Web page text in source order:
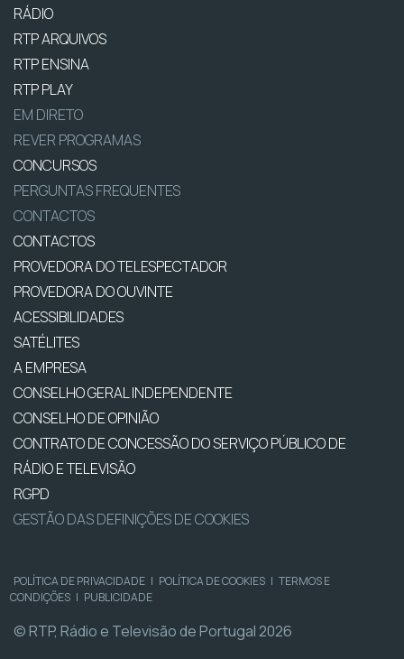
RÁDIO
RTP ARQUIVOS
RTP ENSINA
RTP PLAY
EM DIRETO
REVER PROGRAMAS
CONCURSOS
PERGUNTAS FREQUENTES
CONTACTOS
CONTACTOS
PROVEDORA DO TELESPECTADOR
PROVEDORA DO OUVINTE
ACESSIBILIDADES
SATÉLITES
A EMPRESA
CONSELHO GERAL INDEPENDENTE
CONSELHO DE OPINIÃO
CONTRATO DE CONCESSÃO DO SERVIÇO PÚBLICO DE
RÁDIO E TELEVISÃO
RGPD
GESTÃO DAS DEFINIÇÕES DE COOKIES
POLÍTICA DE PRIVACIDADE | POLÍTICA DE COOKIES | TERMOS E
CONDIÇÕES | PUBLICIDADE
© RTP, Rádio e Televisão de Portugal 2026